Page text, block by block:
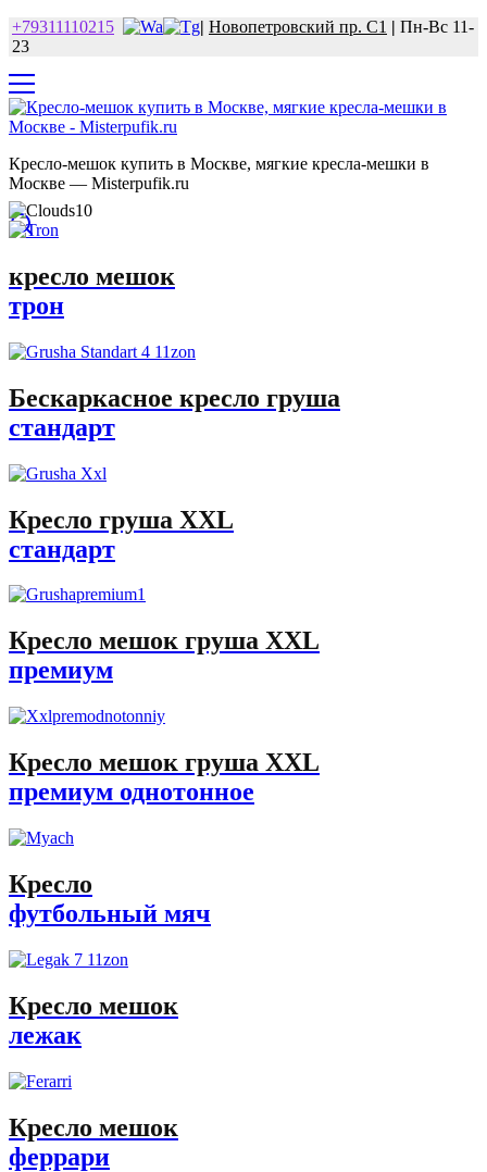
+79311110215 | Новопетровский пр. С1 | Пн-Вс 11-
23
Кресло-мешок купить в Москве, мягкие кресла-мешки в
Москве — Misterpufik.ru
кресло мешок
трон
Бескаркасное кресло груша
стандарт
Кресло груша XXL
стандарт
Кресло мешок груша XXL
премиум
Кресло мешок груша XXL
премиум однотонное
Кресло
футбольный мяч
Кресло мешок
лежак
Кресло мешок
феррари